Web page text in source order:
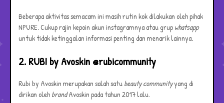
Beberapa aktivitas semacam ini masih rutin kok dilakukan oleh pihak
NPURE. Cukup rajin kepoin akun instagramnya atau grupwhatsapp
untuk tidak ketinggalan informasi penting dan menarik lainnya.
2. RUBI by Avoskin @rubicommunity
Rubi by Avoskin merupakan salah satubeauty communityyang di
dirikan olehbrandAvoskin pada tahun 2017 lalu.